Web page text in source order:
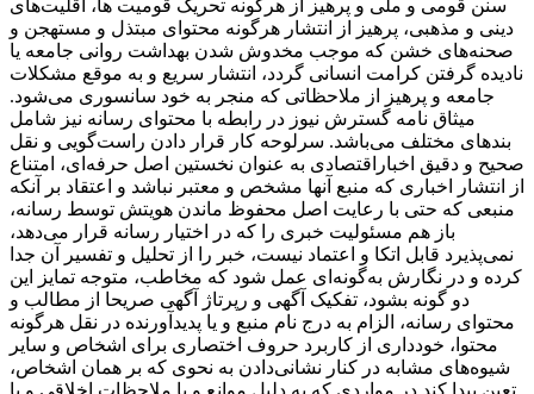
سنن قومی و ملی و ‌پرهیز از هرگونه تحریک قومیت ‌ها، اقلیت‌های
دینی و مذهبی، پرهیز از انتشار هرگونه محتوای مبتذل و مستهجن و
صحنه‌های خشن که موجب مخدوش شدن بهداشت روانی جامعه یا
نادیده گرفتن کرامت انسانی گردد، انتشار سریع و به‌ موقع مشکلات
جامعه و پرهیز از ملاحظاتی که منجر به خود سانسوری می‌شود.
میثاق نامه گسترش نیوز در رابطه با محتوای رسانه نیز شامل
بندهای مختلف می‌باشد. سرلوحه کار قرار دادن راست‌گویی و نقل
صحیح و دقیق اخباراقتصادی به ‌عنوان نخستین اصل حرفه‌ای، امتناع
از انتشار اخباری که منبع آنها مشخص و معتبر نباشد و اعتقاد بر آنکه
منبعی که حتی با رعایت اصل محفوظ ماندن هویتش توسط رسانه،
باز هم مسئولیت خبری را که در اختیار رسانه قرار می‌دهد،
نمی‌پذیرد قابل اتکا و اعتماد نیست، خبر را از تحلیل و تفسیر آن جدا
کرده و در نگارش به‌گونه‌ای عمل شود که مخاطب، متوجه تمایز این
دو گونه بشود، تفکیک آگهی و رپرتاژ آگهی صریحا از مطالب و
محتوای رسانه، الزام به درج نام منبع و یا پدیدآورنده در نقل هرگونه
محتوا، خودداری از کاربرد حروف اختصاری برای اشخاص و سایر
شیوه‌های مشابه در کنار نشانی‌دادن به نحوی که بر همان اشخاص،
تعین پیدا کند در مواردی که به دلیل موانع و یا ملاحظات اخلاقی و یا